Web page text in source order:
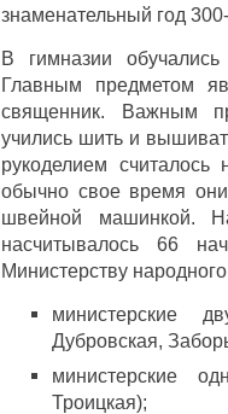
знаменательный год
В гимназии
Главным пред­метом
священник. Важным
учились шить и
рукоделием
обычно свое время
швейной машинкой.
насчитывалось 66
Министерству
министерские
Дубровская,
министерские
Троицкая);